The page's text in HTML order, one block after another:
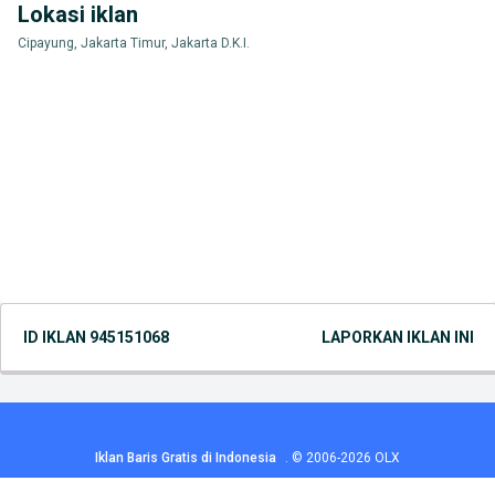
Lokasi iklan
Cipayung, Jakarta Timur, Jakarta D.K.I.
ID IKLAN 945151068 LAPORKAN IKLAN INI
Iklan Baris Gratis di Indonesia . © 2006-2026 OLX